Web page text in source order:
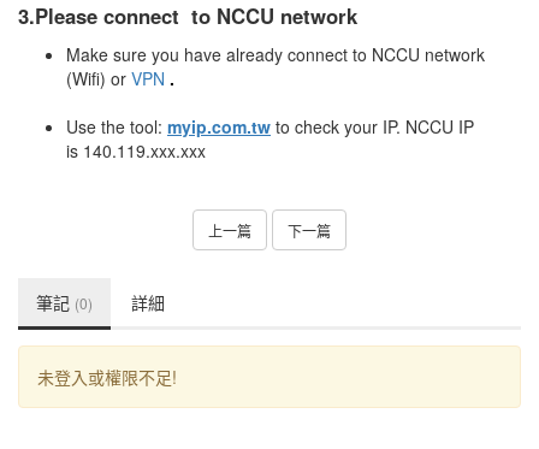
3.Please connect to NCCU network
Make sure you have already connect to NCCU network
(Wifi) or VPN .
Use the tool: myip.com.tw to check your IP. NCCU IP
is 140.119.xxx.xxx
上一篇 下一篇
筆記 (0) 詳細
未登入或權限不足!